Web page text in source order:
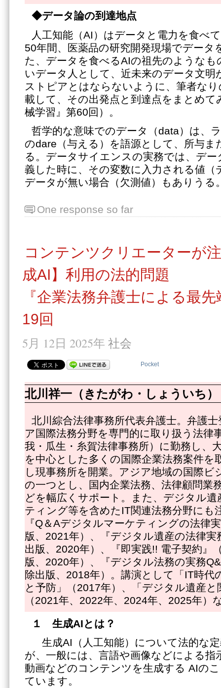
◆データ論の到達地点
人工知能（AI）はデータと電力を食べ
50年間、医薬品の研究開発現場でデータ
た、データを食べるAIの祖先のような
いデータ人として、近未来のデータ文明
ストピアとはならないように、筆者な
載して、その出発点と到達点をまとめて
械学習』第60回）。
哲学的な意味でのデータ（data）は、
のdare（与える）を語源として、所与ま
る。データサイエンスの実務では、デ
義した時に、その変数に入力される値（
データが無い場合（欠測値）もありうる
One response so far
コンテンツクリエーターが
成AI】利用の法的問題
『企業法務弁護士による最
19回
5月 12日 2025年 社会
Pocket
北川祥一（きたがわ・しょういち）
北川綜合法律事務所代表弁護士。弁護
ア国際法務分野を専門的に取り扱う法律
我・瓜生・糸賀法律事務所）に勤務し、
を中心とした多くの国際企業法務案件を
し現事務所を開業。アジア地域の国際ビ
の一つとし、国内企業法務、法律顧問業
どを幅広くサポート。また、デジタル
ティング等を含めたIT関連法務分野にも
『Q＆Aデジタルマーケティングの法律
版、2021年）、『デジタル遺産の法律実
出版、2020年）、『即実践!! 電子契約』
版、2020年）、『デジタル法務の実務
除出版、2018年）。講演として「IT時代
と予防」（2017年）、「デジタル遺産と
（2021年、2022年、2024年、2025年）
１ 生成AIとは？
生成AI（人工知能）について法的な
が、一般には、言語や画像などによる指
動画などのコンテンツを生成する AIの
ています。